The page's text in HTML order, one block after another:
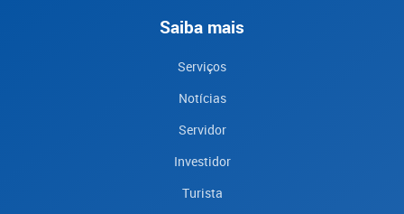
Saiba mais
Serviços
Notícias
Servidor
Investidor
Turista